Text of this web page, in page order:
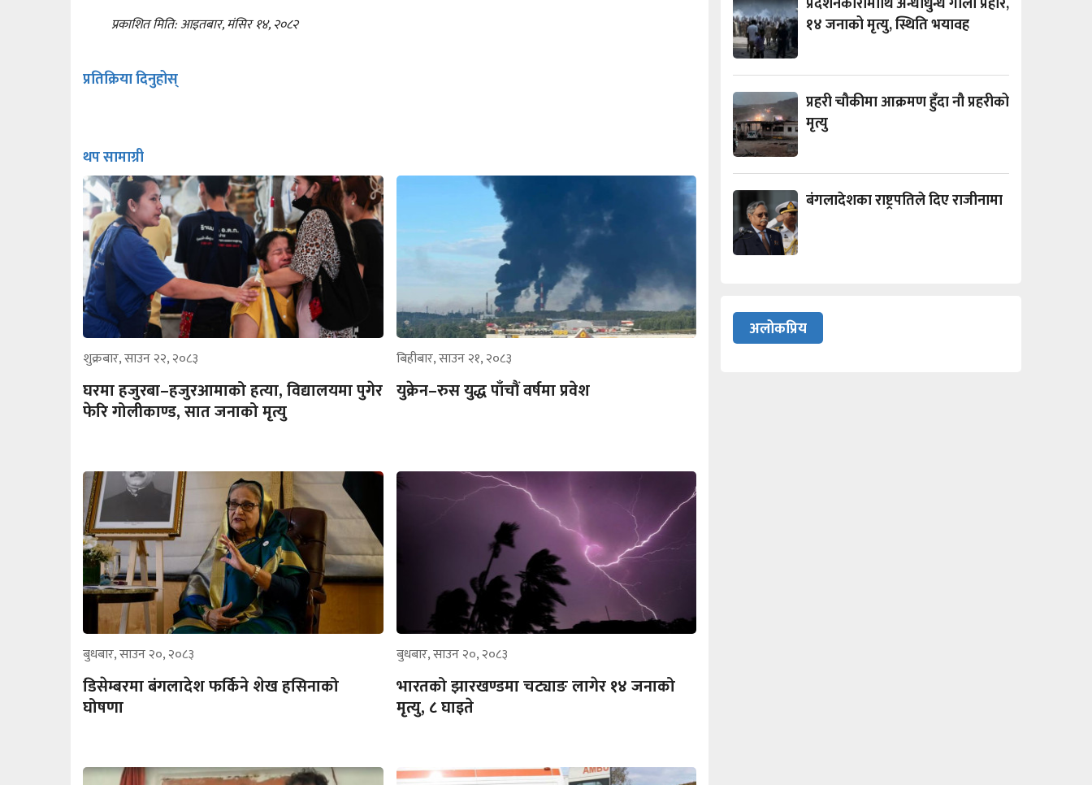
प्रकाशित मिति: आइतबार, मंसिर १४, २०८२
प्रतिक्रिया दिनुहोस्
थप सामाग्री
शुक्रबार, साउन २२, २०८३
घरमा हजुरबा–हजुरआमाको हत्या, विद्यालयमा पुगेर
फेरि गोलीकाण्ड, सात जनाको मृत्यु
बिहीबार, साउन २१, २०८३
युक्रेन–रुस युद्ध पाँचौं वर्षमा प्रवेश
बुधबार, साउन २०, २०८३
डिसेम्बरमा बंगलादेश फर्किने शेख हसिनाको
घोषणा
बुधबार, साउन २०, २०८३
भारतको झारखण्डमा चट्याङ लागेर १४ जनाको
मृत्यु, ८ घाइते
१४ जनाको मृत्यु, स्थिति भयावह
प्रहरी चौकीमा आक्रमण हुँदा नौ प्रहरीको
मृत्यु
बंगलादेशका राष्ट्रपतिले दिए राजीनामा
अलोकप्रिय